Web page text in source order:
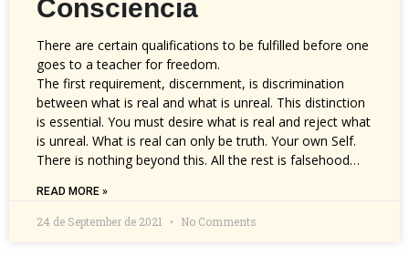
Consciencia
There are certain qualifications to be fulfilled before one
goes to a teacher for freedom.
The first requirement, discernment, is discrimination
between what is real and what is unreal. This distinction
is essential. You must desire what is real and reject what
is unreal. What is real can only be truth. Your own Self.
There is nothing beyond this. All the rest is falsehood…
READ MORE »
24 de September de 2021 No Comments